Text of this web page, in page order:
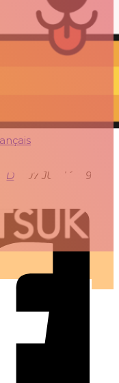
07 JUIN 2019